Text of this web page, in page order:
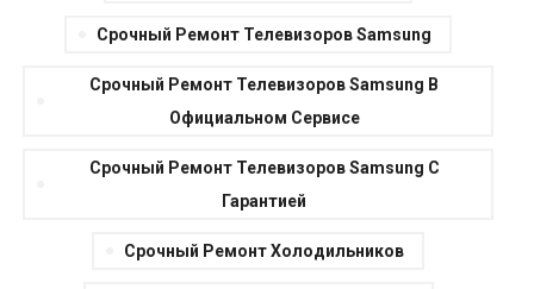
Срочный Ремонт Телевизоров Samsung
Срочный Ремонт Телевизоров Samsung В
Официальном Сервисе
Срочный Ремонт Телевизоров Samsung С
Гарантией
Срочный Ремонт Холодильников